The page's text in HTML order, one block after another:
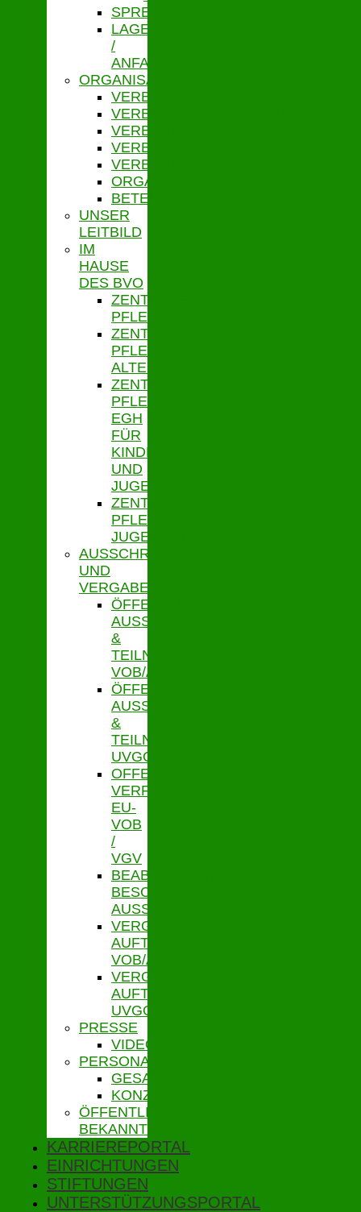
SPRECHZEITEN
LAGE
/
ANFAHRT
ORGANISATION
VERBANDSVORSITZ
VERBANDSGESCHÄFTSFÜHRUNG
VERBANDSVERSAMMLUNG
VERBANDSAUSSCHUSS
VERBANDSORDNUNG
ORGANIGRAMM
BETEILIGUNGEN
UNSER
LEITBILD
IM
HAUSE
DES BVO
ZENTRALE
PFLEGESATZSTELLE
ZENTRALE
PFLEGESATZSTELLE
ALTENHILFE
ZENTRALE
PFLEGESATZSTELLE
EGH
FÜR
KINDER
UND
JUGENDLICHE
ZENTRALE
PFLEGESATZSTELLE
JUGENDHILFE
AUSSCHREIBUNGEN
UND
VERGABE
ÖFFENTLICHE
AUSSCHR.
&
TEILNAHMEWETTBEWERBE
VOB/A
ÖFFENTLICHE
AUSSCHR.
&
TEILNAHMEWETTBEWERBE
UVGO
OFFENE
VERFAHREN
EU-
VOB
/
VGV
BEABSICHTIGTE
BESCHRÄNKTE
AUSSCHR.
VERGEBENE
AUFTRÄGE
VOB/A
VERGEBENE
AUFTRÄGE
UVGO
PRESSE
VIDEOS
PERSONALVERTRETUNG
GESAMTPERSONALRAT
KONZERNBETRIEBSRAT
ÖFFENTLICHE
BEKANNTMACHUNGEN
KARRIEREPORTAL
EINRICHTUNGEN
STIFTUNGEN
UNTERSTÜTZUNGSPORTAL